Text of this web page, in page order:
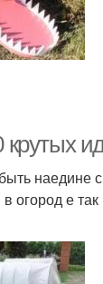
наедине
огород е так